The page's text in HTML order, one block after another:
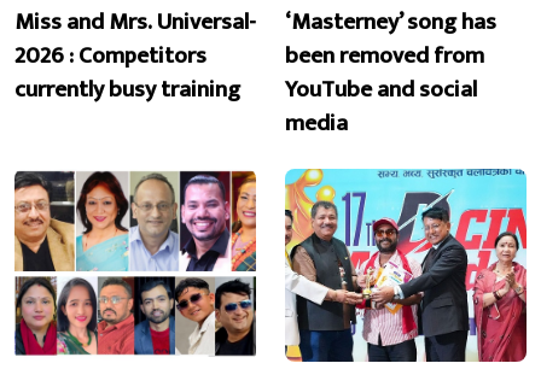
Miss and Mrs. Universal-
2026 : Competitors
currently busy training
‘Masterney’ song has
been removed from
YouTube and social
media